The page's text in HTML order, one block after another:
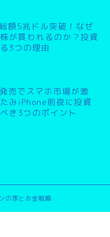
額5兆ドル突破！なぜ
が買われるのか？投資
3つの理由
売でスマホ市場が激
みiPhone前夜に投資
き3つのポイント
の家とお金戦略